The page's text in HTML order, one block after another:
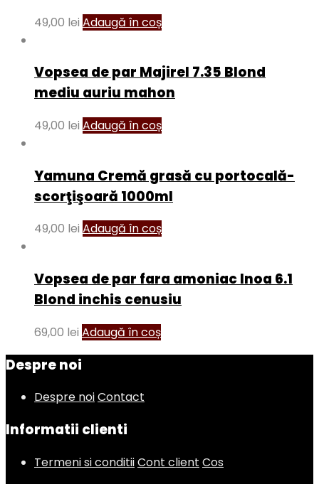
49,00 lei Adaugă în coș
Vopsea de par Majirel 7.35 Blond
mediu auriu mahon
49,00 lei Adaugă în coș
Yamuna Cremă grasă cu portocală-
scorţişoară 1000ml
49,00 lei Adaugă în coș
Vopsea de par fara amoniac Inoa 6.1
Blond inchis cenusiu
69,00 lei Adaugă în coș
Despre noi
Despre noiContact
Informatii clienti
Termeni si conditiiCont client Cos